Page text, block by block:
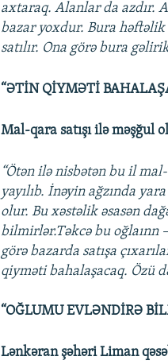
axtaraq. Alanlar da azdır.
bazar yoxdur. Bura həftəlik
satılır. Ona görə bura
“ƏTİN QİYMƏTİ
Mal-qara satışı ilə məşğul
“Ötən ilə nisbətən bu il
yayılıb. İnəyin ağzında
olur. Bu xəstəlik əsasən
bilmirlər.Təkcə bu oğlaınn
görə bazarda satışa
qiyməti bahalaşacaq. Özü
“OĞLUMU EVLƏNDİRƏ
Lənkəran şəhəri Liman